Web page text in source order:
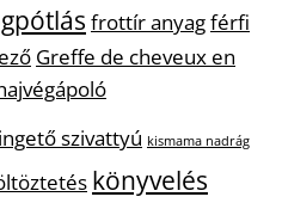
frottír anyagférfi
Greffe de cheveux en
szivattyú kismama nadrág
könyvelés